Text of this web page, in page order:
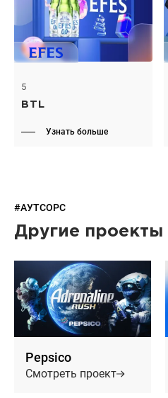
5
BTL
Узнать больше
#АУТСОРС
Другие проекты
Pepsico
Смотреть проект